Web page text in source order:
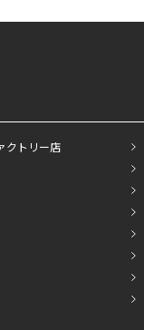
クトリー店